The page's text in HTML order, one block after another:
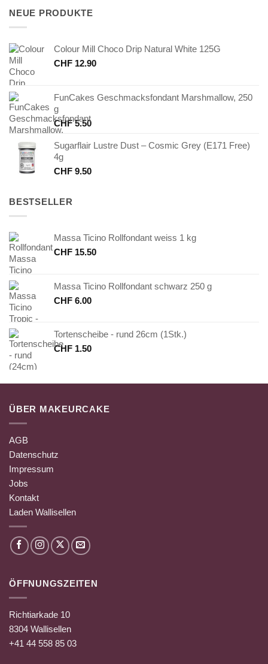
NEUE PRODUKTE
Colour Mill Choco Drip Natural White 125G
CHF 12.90
FunCakes Geschmacksfondant Marshmallow, 250
g
CHF5.50
Sugarflair Lustre Dust – Cosmic Grey (E171 Free)
4g
CHF 9.50
BESTSELLER
Massa Ticino Rollfondant weiss 1 kg
CHF 15.50
Massa Ticino Rollfondant schwarz 250 g
CHF 6.00
Tortenscheibe - rund 26cm (1Stk.)
CHF 1.50
ÜBER MAKEURCAKE
AGB
Datenschutz
Impressum
Jobs
Kontakt
Laden Wallisellen
ÖFFNUNGSZEITEN
Richtiarkade 10
8304 Wallisellen
+41 44 558 85 03